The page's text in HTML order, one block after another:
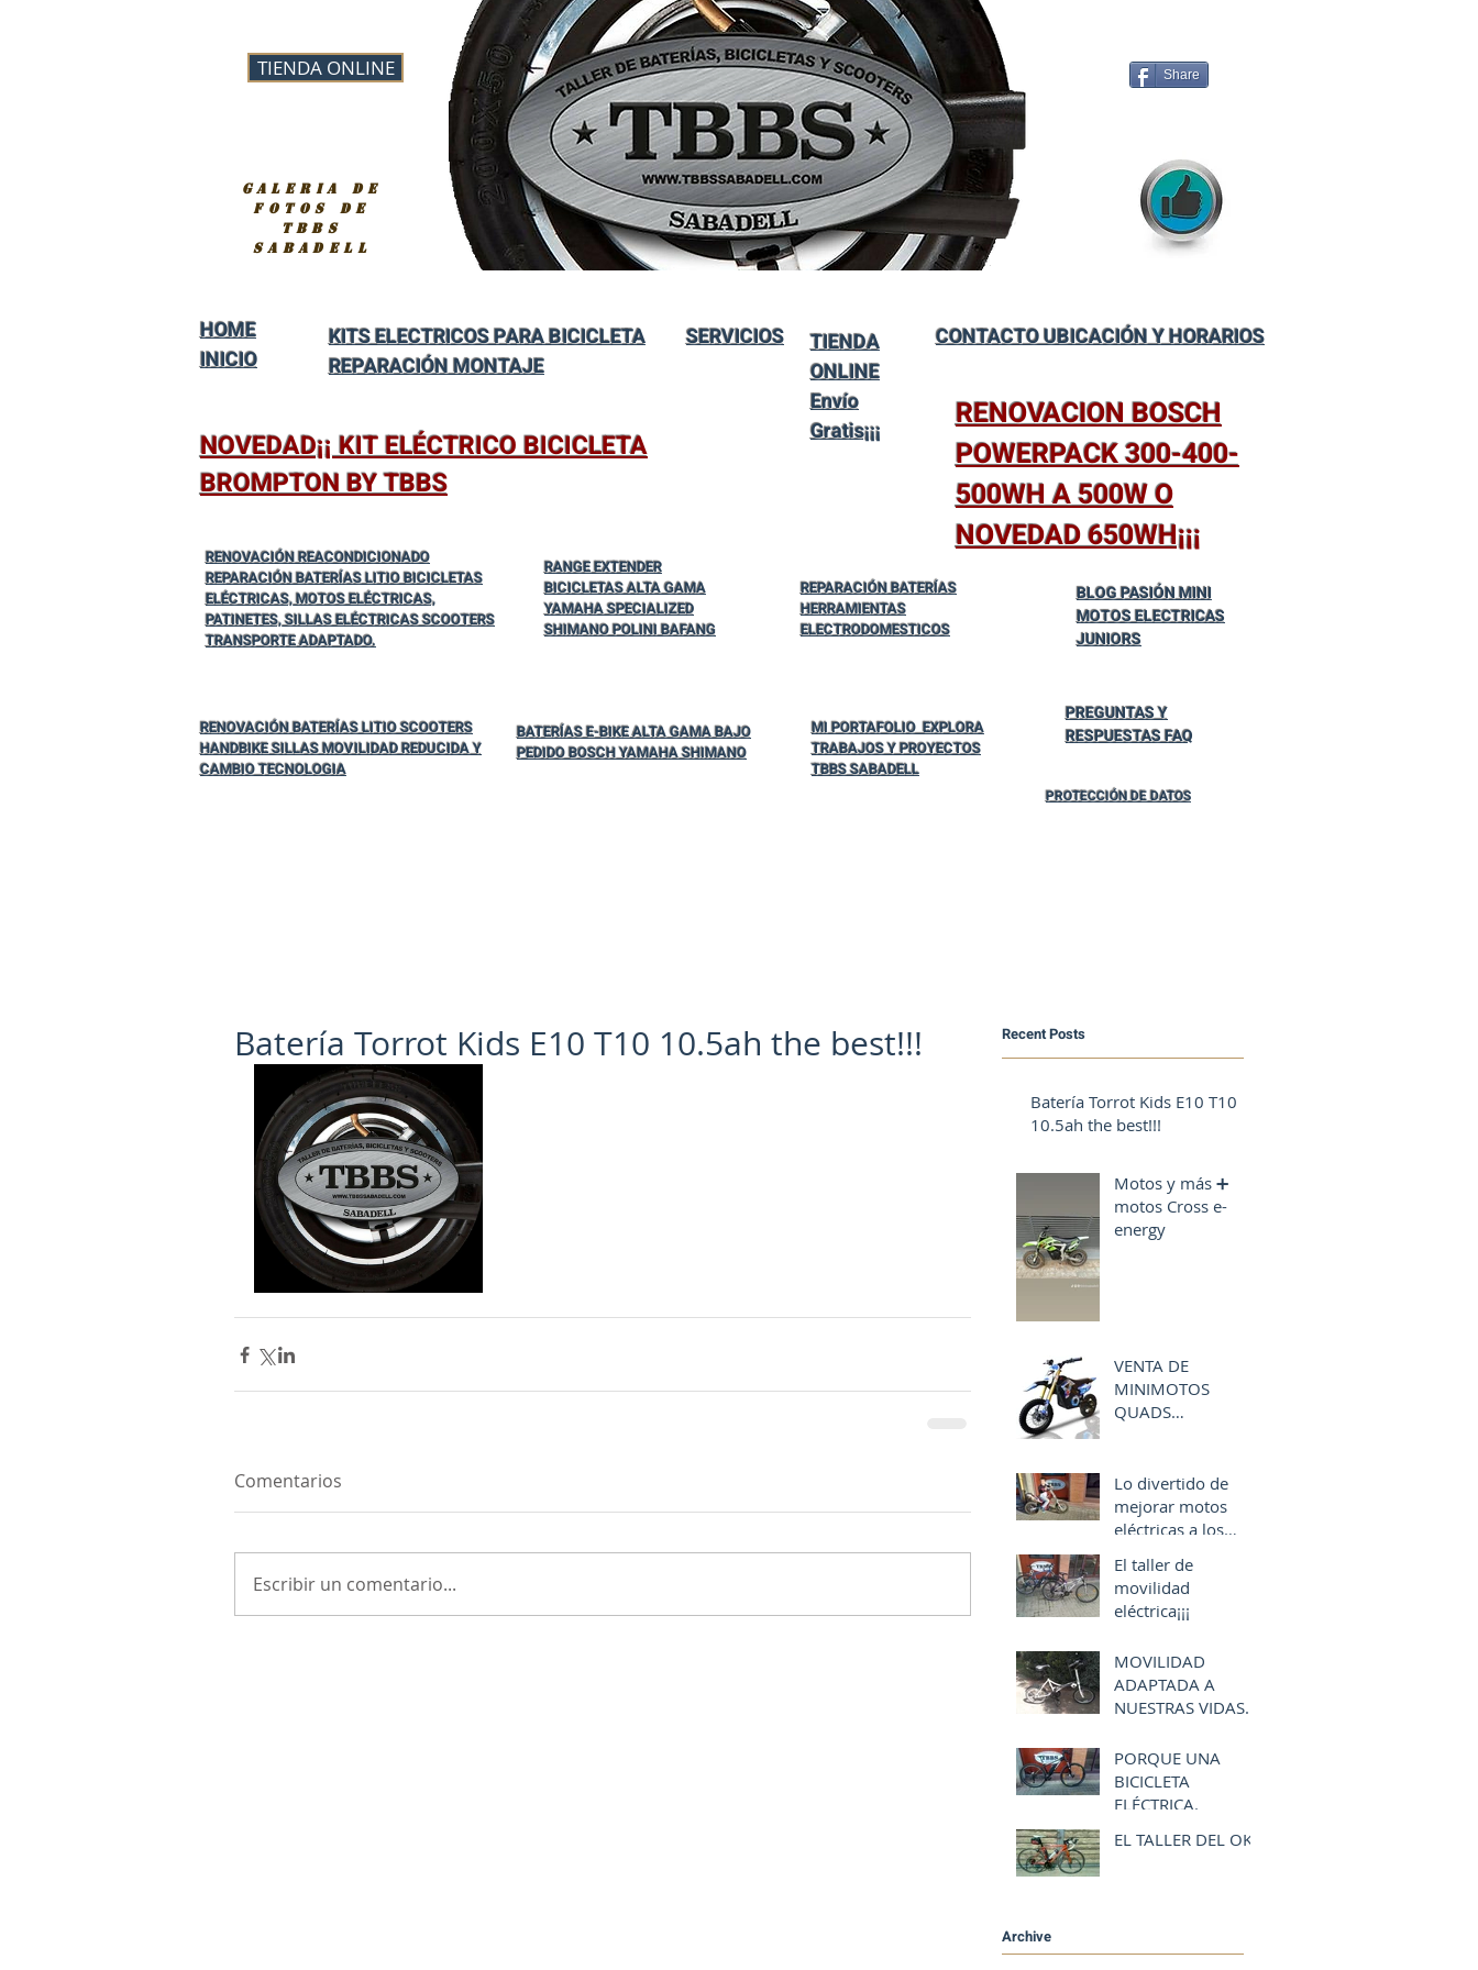
TIENDA ONLINE
galeria de
fotos de
tbbs
sabadell
Share
HOME
INICIO
KITS ELECTRICOS PARA BICICLETA
REPARACIÓN MONTAJE
SERVICIOS
NOVEDAD¡¡ KIT ELÉCTRICO BICICLETA
BROMPTON BY TBBS
RENOVACIÓN REACONDICIONADO
REPARACIÓN BATERÍAS LITIO BICICLETAS
ELÉCTRICAS, MOTOS ELÉCTRICAS,
PATINETES, SILLAS ELÉCTRICAS SCOOTERS
TRANSPORTE ADAPTADO.
RANGE EXTENDER
BICICLETAS ALTA GAMA
YAMAHA SPECIALIZED
SHIMANO POLINI BAFANG
TIENDA
ONLINE
Envío
Gratis¡¡¡
CONTACTO UBICACIÓN Y HORARIOS
RENOVACION BOSCH
POWERPACK 300-400-
500WH A 500W O
NOVEDAD 650WH¡¡¡
REPARACIÓN BATERÍAS
HERRAMIENTAS
ELECTRODOMESTICOS
BLOG PASIÓN MINI
MOTOS ELECTRICAS
JUNIORS
RENOVACIÓN BATERÍAS LITIO SCOOTERS
HANDBIKE SILLAS MOVILIDAD REDUCIDA Y
CAMBIO TECNOLOGIA
BATERÍAS E-BIKE ALTA GAMA BAJO
PEDIDO BOSCH YAMAHA SHIMANO
MI PORTAFOLIO EXPLORA
TRABAJOS Y PROYECTOS
TBBS SABADELL
PREGUNTAS Y
RESPUESTAS FAQ
PROTECCIÓN DE DATOS
Batería Torrot Kids E10 T10 10.5ah the best!!!
Comentarios
Escribir un comentario...
Recent Posts
Batería Torrot Kids E10 T10
10.5ah the best!!!
Motos y más ➕
motos Cross e-
energy
VENTA DE
MINIMOTOS
QUADS
Lo divertido de
mejorar motos
eléctricas a los
El taller de
movilidad
eléctrica¡¡¡
MOVILIDAD
ADAPTADA A
NUESTRAS VIDAS.
PORQUE UNA
BICICLETA
ELÉCTRICA.
EL TALLER DEL OKI.
Archive